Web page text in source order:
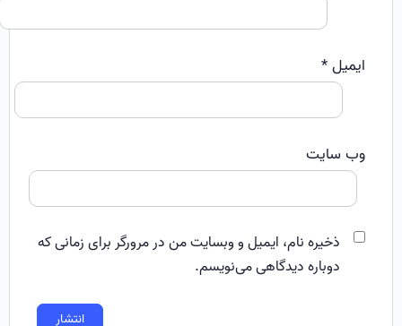
ایمیل*
وب‌ سایت
ذخیره نام، ایمیل و وبسایت من در مرورگر برای زمانی که
دوباره دیدگاهی می‌نویسم.